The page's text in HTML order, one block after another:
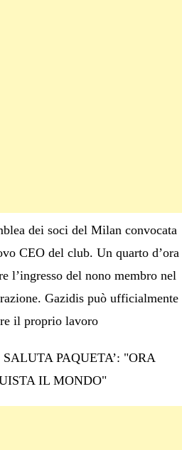
dei soci del Milan convocata
CEO del club. Un quarto d’ora
l’ingresso del nono membro nel
Gazidis può ufficialmente
il proprio lavoro
PAQUETA’: "ORA
IL MONDO"